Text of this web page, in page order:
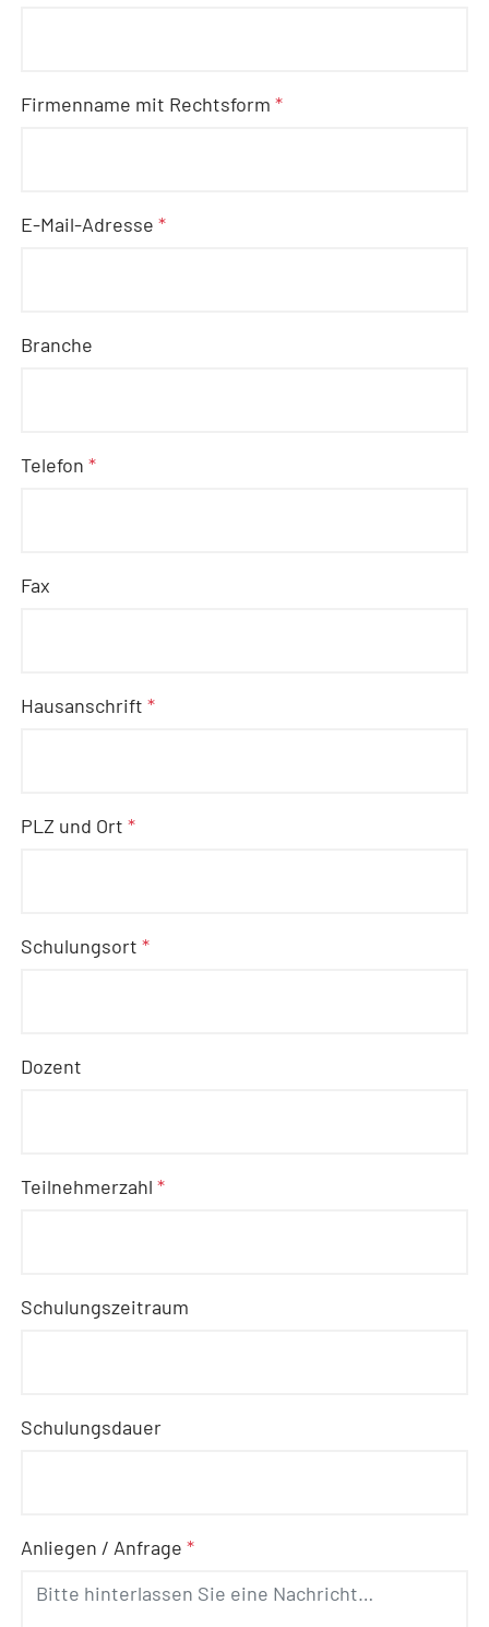
Firmenname mit Rechtsform*
E-Mail-Adresse*
Branche
Telefon*
Fax
Hausanschrift*
PLZ und Ort*
Schulungsort*
Dozent
Teilnehmerzahl*
Schulungszeitraum
Schulungsdauer
Anliegen / Anfrage*